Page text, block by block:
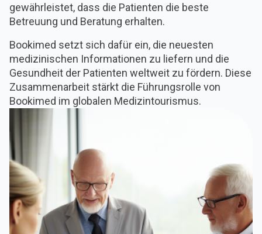
gewährleistet, dass die Patienten die beste
Betreuung und Beratung erhalten.
Bookimed setzt sich dafür ein, die neuesten
medizinischen Informationen zu liefern und die
Gesundheit der Patienten weltweit zu fördern. Diese
Zusammenarbeit stärkt die Führungsrolle von
Bookimed im globalen Medizintourismus.